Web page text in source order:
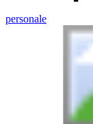
personale